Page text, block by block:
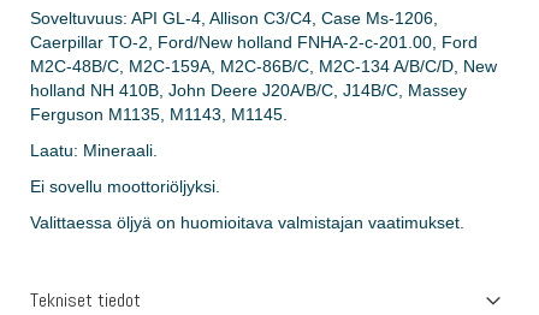
Soveltuvuus: API GL-4, Allison C3/C4, Case Ms-1206,
Caerpillar TO-2, Ford/New holland FNHA-2-c-201.00, Ford
M2C-48B/C, M2C-159A, M2C-86B/C, M2C-134 A/B/C/D, New
holland NH 410B, John Deere J20A/B/C, J14B/C, Massey
Ferguson M1135, M1143, M1145.
Laatu: Mineraali.
Ei sovellu moottoriöljyksi.
Valittaessa öljyä on huomioitava valmistajan vaatimukset.
Tekniset tiedot